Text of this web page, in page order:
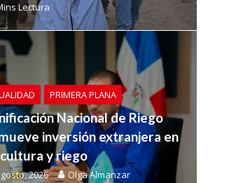
Lectura
PRIMERA PLANA
Nacional de Riego
inversión extranjera en
y riego
2026
Olga Almanzar